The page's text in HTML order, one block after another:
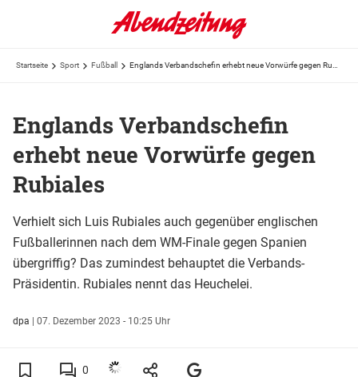
Startseite Sport Fußball
Englands Verbandschefin
erhebt neue Vorwürfe gegen
Rubiales
Verhielt sich Luis Rubiales auch gegenüber englischen
Fußballerinnen nach dem WM-Finale gegen Spanien
übergriffig? Das zumindest behauptet die Verbands-
Präsidentin. Rubiales nennt das Heuchelei.
dpa | 07. Dezember 2023 - 10:25 Uhr
0